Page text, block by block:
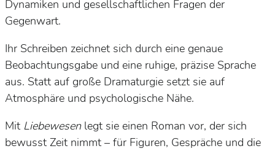
Dynamiken und gesellschaftlichen Fragen der
Gegenwart.
Ihr Schreiben zeichnet sich durch eine genaue
Beobachtungsgabe und eine ruhige, präzise Sprache
aus. Statt auf große Dramaturgie setzt sie auf
Atmosphäre und psychologische Nähe.
Mit Liebewesenlegt sie einen Roman vor, der sich
bewusst Zeit nimmt – für Figuren, Gespräche und die